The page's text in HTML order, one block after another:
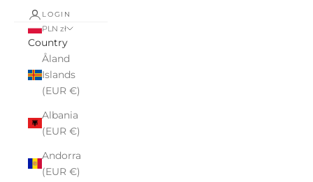
LOGIN
PLN zł
Country
Åland
Islands
(EUR €)
Albania
(EUR €)
Andorra
(EUR €)